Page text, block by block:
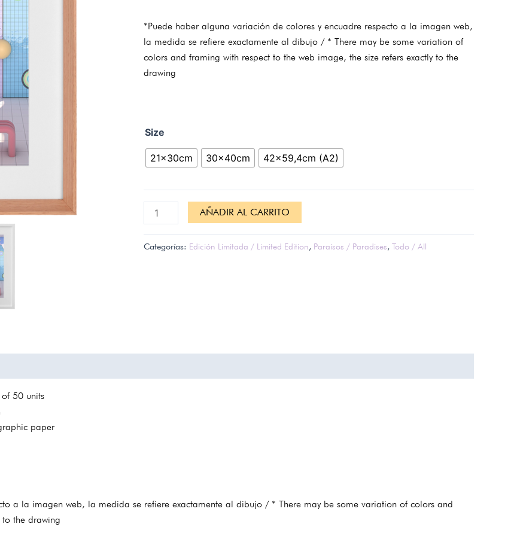
*Puede haber alguna variación de colores y encuadre respecto a la imagen web,
la medida se refiere exactamente al dibujo / * There may be some variation of
colors and framing with respect to the web image, the size refers exactly to the
drawing
Size
21x30cm 30x40cm 42x59,4cm (A2)
AÑADIR AL CARRITO
Categorías: Edición Limitada / Limited Edition, Paraísos / Paradises, Todo / All
50 units
paper
a la imagen web, la medida se refiere exactamente al dibujo / * There may be some variation of colors and
the drawing